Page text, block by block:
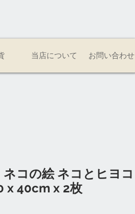
当店について お問い合わせ
ネコの絵 ネコとヒヨコ
x 40cm x 2枚